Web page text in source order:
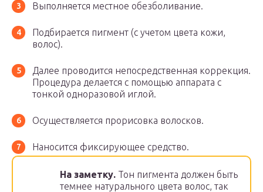
Выполняется местное обезболивание.
Подбирается пигмент (с учетом цвета кожи,
волос).
Далее проводится непосредственная коррекция.
Процедура делается с помощью аппарата с
тонкой одноразовой иглой.
Осуществляется прорисовка волосков.
Наносится фиксирующее средство.
На заметку. Тон пигмента должен быть
темнее натурального цвета волос, так